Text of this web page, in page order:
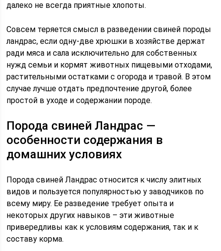
далеко не всегда приятные хлопоты.
Совсем теряется смысл в разведении свиней породы
ландрас, если одну-две хрюшки в хозяйстве держат
ради мяса и сала исключительно для собственных
нужд семьи и кормят животных пищевыми отходами,
растительными остатками с огорода и травой. В этом
случае лучше отдать предпочтение другой, более
простой в уходе и содержании породе.
Порода свиней Ландрас —
особенности содержания в
домашних условиях
Порода свиней Ландрас относится к числу элитных
видов и пользуется популярностью у заводчиков по
всему миру. Ее разведение требует опыта и
некоторых других навыков – эти животные
привередливы как к условиям содержания, так и к
составу корма.